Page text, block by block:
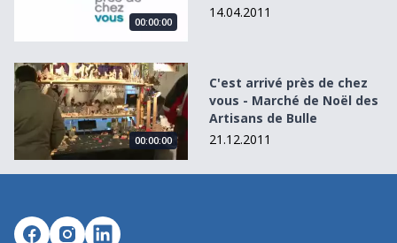
00:00:00
14.04.2011
C&#039;est arrivé près de chez vous - Marché de Noël
00:00:00
C'est arrivé près de chez
vous - Marché de Noël des
Artisans de Bulle
21.12.2011